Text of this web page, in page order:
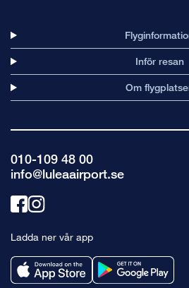
Inför resan
Om
010-109 48 00
info@luleaairport.se
Länk
facebook
Länk
instagram
Ladda ner vår app